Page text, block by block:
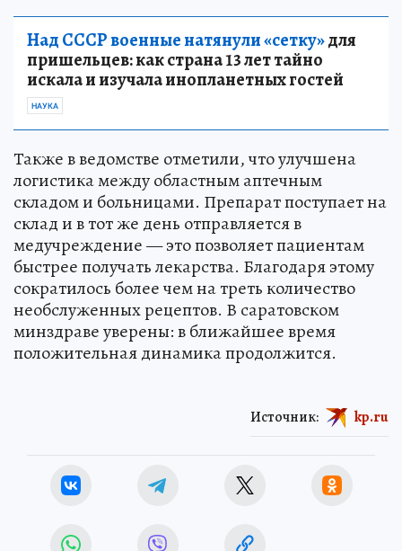
Над СССР военные натянули «сетку»для
пришельцев: как страна 13 лет тайно
искала и изучала инопланетных гостей
НАУКА
Также в ведомстве отметили, что улучшена
логистика между областным аптечным
складом и больницами. Препарат поступает на
склад и в тот же день отправляется в
медучреждение — это позволяет пациентам
быстрее получать лекарства. Благодаря этому
сократилось более чем на треть количество
необслуженных рецептов. В саратовском
минздраве уверены: в ближайшее время
положительная динамика продолжится.
Источник: kp.ru